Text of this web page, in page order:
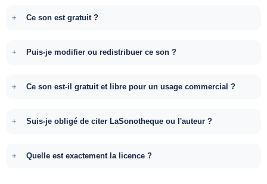
Ce son est gratuit ?
Puis-je modifier ou redistribuer ce son ?
Ce son est-il gratuit et libre pour un usage commercial ?
Suis-je obligé de citer LaSonotheque ou l'auteur ?
Quelle est exactement la licence ?